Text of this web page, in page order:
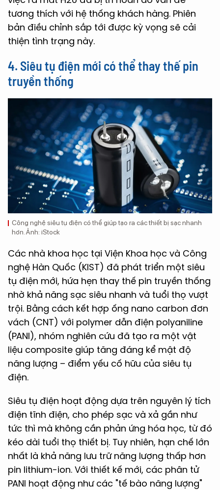
tương thích với hệ thống khách hàng. Phiên
bản điều chỉnh sắp tới được kỳ vọng sẽ cải
thiện tình trạng này.
4. Siêu tụ điện mới có thể thay thế pin
truyền thống
Công nghệ siêu tụ điện có thể giúp tạo ra các thiết bị sạc nhanh
hơn. Ảnh: iStock
Các nhà khoa học tại Viện Khoa học và Công
nghệ Hàn Quốc (KIST) đã phát triển một siêu
tụ điện mới, hứa hẹn thay thế pin truyền thống
nhờ khả năng sạc siêu nhanh và tuổi thọ vượt
trội. Bằng cách kết hợp ống nano carbon đơn
vách (CNT) với polymer dẫn điện polyaniline
(PANI), nhóm nghiên cứu đã tạo ra một vật
liệu composite giúp tăng đáng kể mật độ
năng lượng – điểm yếu cố hữu của siêu tụ
điện.
Siêu tụ điện hoạt động dựa trên nguyên lý tích
điện tĩnh điện, cho phép sạc và xả gần như
tức thì mà không cần phản ứng hóa học, từ đó
kéo dài tuổi thọ thiết bị. Tuy nhiên, hạn chế lớn
nhất là khả năng lưu trữ năng lượng thấp hơn
pin lithium-ion. Với thiết kế mới, các phân tử
PANI hoạt động như các "tế bào năng lượng"